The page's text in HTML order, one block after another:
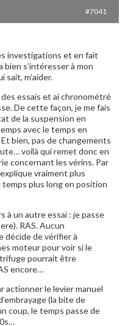
#7041
investigations et en fait
bien s’intéresser à mon
sait, m’aider.
des essais et ai chronométré
De cette façon, je me fais
de la suspension en
avec le temps en
bien, pas de changements
voilà qui remet donc en
concernant les vérins. Par
vraiment plus
temps plus long en position
à un autre essai : je passe
RAS. Aucun
décide de vérifier à
moteur pour voir si le
pourrait être
encore…
actionner le levier manuel
(la bite de
coup, le temps passe de